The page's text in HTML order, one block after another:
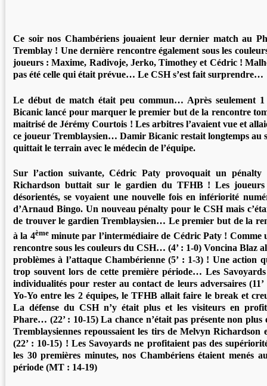
Ce soir nos Chambériens jouaient leur dernier match au
Tremblay ! Une dernière rencontre également sous les
joueurs : Maxime, Radivoje, Jerko, Timothey et Cédric !
pas été celle qui était prévue… Le CSH s’est fait surprendre…
Le début de match était peu commun… Après seulement
Bicanic lancé pour marquer le premier but de la rencontre
maitrisé de Jérémy Courtois ! Les arbitres l’avaient vue et
ce joueur Tremblaysien… Damir Bicanic restait longtemps au
quittait le terrain avec le médecin de l’équipe.
Sur l’action suivante, Cédric Paty provoquait un
Richardson buttait sur le gardien du TFHB ! Les
désorientés, se voyaient une nouvelle fois en infériorité
d’Arnaud Bingo. Un nouveau pénalty pour le CSH mais
de trouver le gardien Tremblaysien… Le premier but de la
à la 4èmeminute par l’intermédiaire de Cédric Paty ! Comme
rencontre sous les couleurs du CSH… (4’ : 1-0) Voncina Blaz
problèmes à l’attaque Chambérienne (5’ : 1-3) ! Une action
trop souvent lors de cette première période… Les Savoyards
individualités pour rester au contact de leurs adversaires
Yo-Yo entre les 2 équipes, le TFHB allait faire le break et
La défense du CSH n’y était plus et les visiteurs en
Phare… (22’ : 10-15) La chance n’était pas présente non plus
Tremblaysiennes repoussaient les tirs de Melvyn Richardson
(22’ : 10-15) ! Les Savoyards ne profitaient pas des
les 30 premières minutes, nos Chambériens étaient menés
période (MT : 14-19)